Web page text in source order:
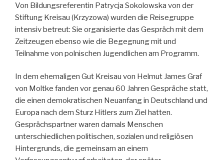
Von Bildungsreferentin Patrycja Sokolowska von der
Stiftung Kreisau (Krzyzowa) wurden die Reisegruppe
intensiv betreut: Sie organisierte das Gespräch mit dem
Zeitzeugen ebenso wie die Begegnung mit und
Teilnahme von polnischen Jugendlichen am Programm.
In dem ehemaligen Gut Kreisau von Helmut James Graf
von Moltke fanden vor genau 60 Jahren Gespräche statt,
die einen demokratischen Neuanfang in Deutschland und
Europa nach dem Sturz Hitlers zum Ziel hatten.
Gesprächspartner waren damals Menschen
unterschiedlichen politischen, sozialen und religiösen
Hintergrunds, die gemeinsam an einem